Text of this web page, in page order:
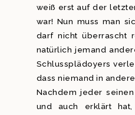
weiß erst auf der
war! Nun muss man
darf nicht überrascht
natürlich jemand
Schlussplädoyers
dass niemand in
Nachdem jeder
und auch erklärt